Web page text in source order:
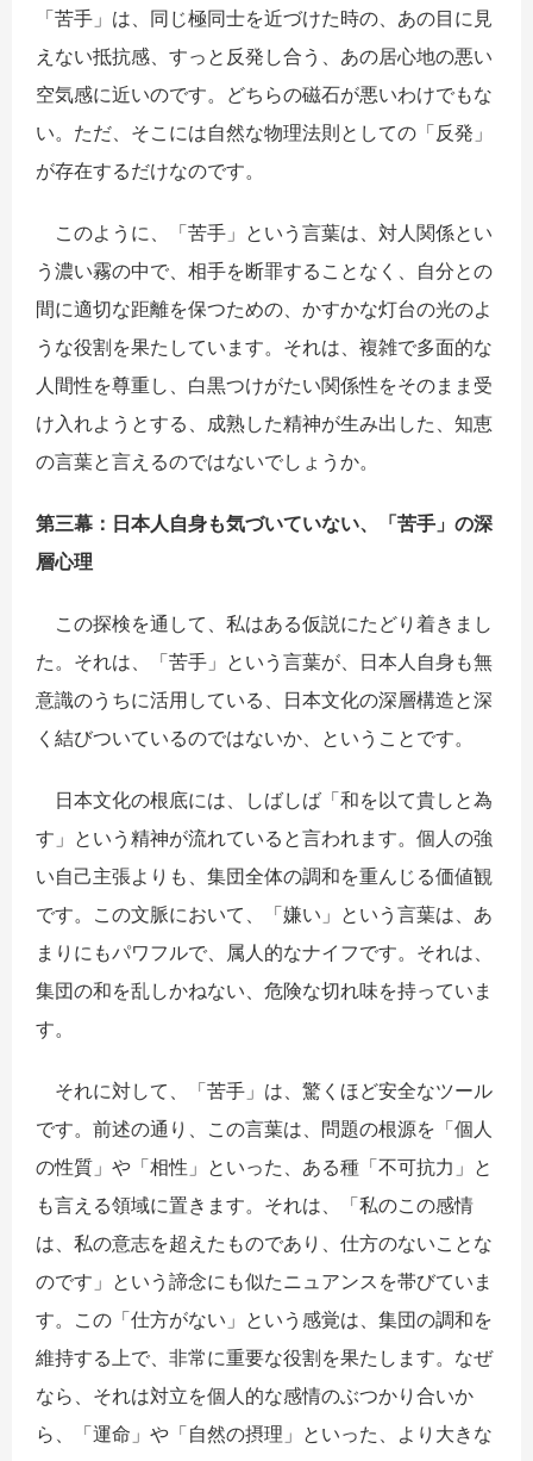
「苦手」は、同じ極同士を近づけた時の、あの目に見
えない抵抗感、すっと反発し合う、あの居心地の悪い
空気感に近いのです。どちらの磁石が悪いわけでもな
い。ただ、そこには自然な物理法則としての「反発」
が存在するだけなのです。
このように、「苦手」という言葉は、対人関係とい
う濃い霧の中で、相手を断罪することなく、自分との
間に適切な距離を保つための、かすかな灯台の光のよ
うな役割を果たしています。それは、複雑で多面的な
人間性を尊重し、白黒つけがたい関係性をそのまま受
け入れようとする、成熟した精神が生み出した、知恵
の言葉と言えるのではないでしょうか。
第三幕：日本人自身も気づいていない、「苦手」の深
層心理
この探検を通して、私はある仮説にたどり着きまし
た。それは、「苦手」という言葉が、日本人自身も無
意識のうちに活用している、日本文化の深層構造と深
く結びついているのではないか、ということです。
日本文化の根底には、しばしば「和を以て貴しと為
す」という精神が流れていると言われます。個人の強
い自己主張よりも、集団全体の調和を重んじる価値観
です。この文脈において、「嫌い」という言葉は、あ
まりにもパワフルで、属人的なナイフです。それは、
集団の和を乱しかねない、危険な切れ味を持っていま
す。
それに対して、「苦手」は、驚くほど安全なツール
です。前述の通り、この言葉は、問題の根源を「個人
の性質」や「相性」といった、ある種「不可抗力」と
も言える領域に置きます。それは、「私のこの感情
は、私の意志を超えたものであり、仕方のないことな
のです」という諦念にも似たニュアンスを帯びていま
す。この「仕方がない」という感覚は、集団の調和を
維持する上で、非常に重要な役割を果たします。なぜ
なら、それは対立を個人的な感情のぶつかり合いか
ら、「運命」や「自然の摂理」といった、より大きな